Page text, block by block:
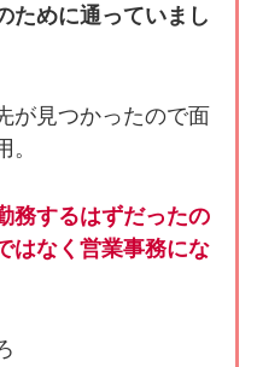
ために通っていまし
が見つかったので面
務するはずだったの
はなく営業事務にな